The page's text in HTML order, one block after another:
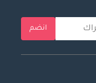
انضم